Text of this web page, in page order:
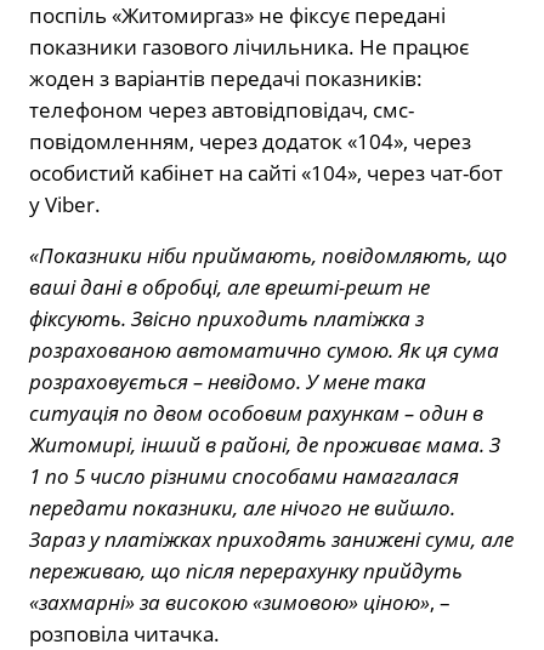
поспіль «Житомиргаз» не фіксує передані
показники газового лічильника. Не працює
жоден з варіантів передачі показників:
телефоном через автовідповідач, смс-
повідомленням, через додаток «104», через
особистий кабінет на сайті «104», через чат-бот
у Viber.
«Показники ніби приймають, повідомляють, що
ваші дані в обробці, але врешті-решт не
фіксують. Звісно приходить платіжка з
розрахованою автоматично сумою. Як ця сума
розраховується – невідомо. У мене така
ситуація по двом особовим рахункам – один в
Житомирі, інший в районі, де проживає мама. З
1 по 5 число різними способами намагалася
передати показники, але нічого не вийшло.
Зараз у платіжках приходять занижені суми, але
переживаю, що після перерахунку прийдуть
«захмарні» за високою «зимовою» ціною», –
розповіла читачка.